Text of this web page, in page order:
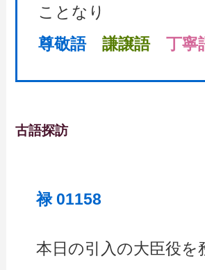
ことなり
尊敬語
謙譲語 丁寧
古語探訪
禄 01158
本日の引入の大臣役を